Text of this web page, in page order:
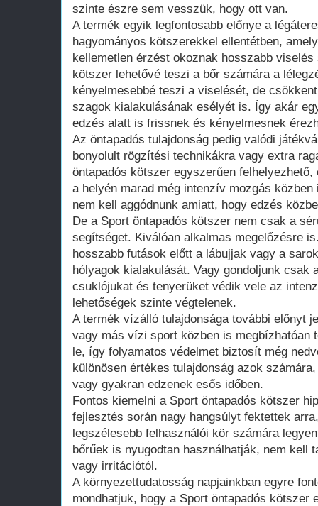
szinte észre sem vesszük, hogy ott van.
A termék egyik legfontosabb előnye a
hagyományos kötszerekkel ellentétben,
kellemetlen érzést okoznak hosszabb
kötszer lehetővé teszi a bőr számára a
kényelmesebbé teszi a viselését, de
szagok kialakulásának esélyét is. Így akár
edzés alatt is frissnek és kényelmesnek
Az öntapadós tulajdonság pedig valódi
bonyolult rögzítési technikákra vagy extra
öntapadós kötszer egyszerűen
a helyén marad még intenzív mozgás
nem kell aggódnunk amiatt, hogy edzés
De a Sport öntapadós kötszer nem csak a
segítséget. Kiválóan alkalmas megelőzésre
hosszabb futások előtt a lábujjak vagy a
hólyagok kialakulását. Vagy gondoljunk csak
csuklójukat és tenyerüket védik vele az
lehetőségek szinte végtelenek.
A termék vízálló tulajdonsága további előnyt
vagy más vízi sport közben is megbízhatóan
le, így folyamatos védelmet biztosít még
különösen értékes tulajdonság azok
vagy gyakran edzenek esős időben.
Fontos kiemelni a Sport öntapadós kötszer
fejlesztés során nagy hangsúlyt fektettek
legszélesebb felhasználói kör számára
bőrűek is nyugodtan használhatják, nem kell
vagy irritációtól.
A környezettudatosság napjainkban egyre
mondhatjuk, hogy a Sport öntapadós kötszer